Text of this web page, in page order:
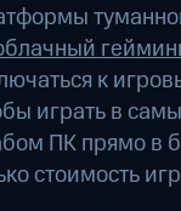
к
играть в
ПК прямо в
стоимость